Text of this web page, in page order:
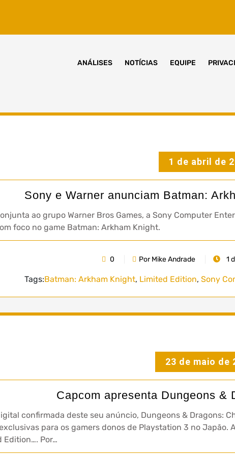
ANÁLISES NOTÍCIAS EQUIPE
1 de abril de
Sony e Warner anunciam Batman:
ao grupo Warner Bros Games, a Sony Computer
foco no game Batman: Arkham Knight.
0 Por Mike Andrade 1
Tags:Batman: Arkham Knight, Limited Edition, Sony
23 de maio de
Capcom apresenta Dungeons &
confirmada deste seu anúncio, Dungeons & Dragons:
para os gamers donos de Playstation 3 no Japão.
Edition…. Por…